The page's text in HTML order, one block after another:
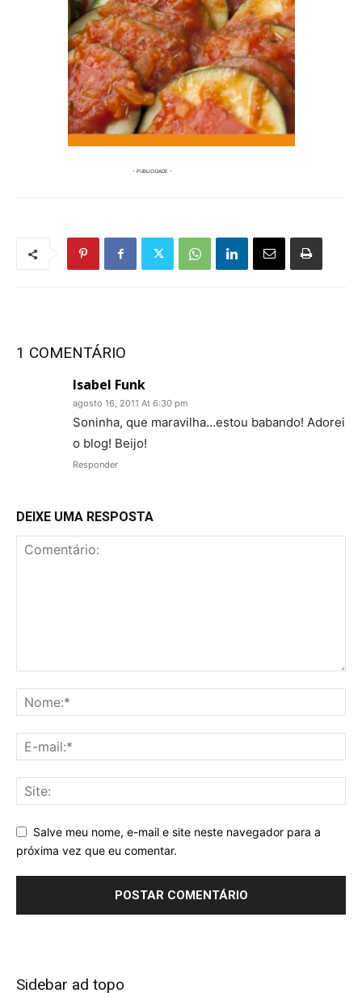
1 COMENTÁRIO
Isabel Funk
agosto 16, 2011 At 6:30 pm
Soninha, que maravilha…estou babando! Adorei
o blog! Beijo!
Responder
DEIXE UMA RESPOSTA
Salve meu nome, e-mail e site neste navegador para a
próxima vez que eu comentar.
Sidebar ad topo